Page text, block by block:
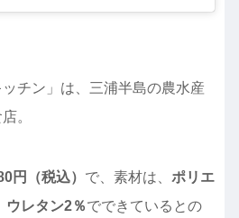
ッチン」は、三浦半島の農水産
。
円（税込） で、素材は、 ポリエ
ウレタン2％でできているとの